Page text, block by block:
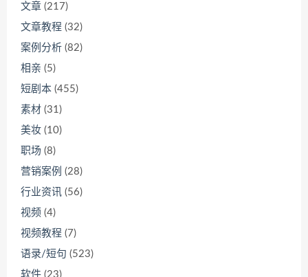
文章 (217)
文章教程 (32)
案例分析 (82)
相亲 (5)
短剧本 (455)
素材 (31)
美妆 (10)
职场 (8)
营销案例 (28)
行业资讯 (56)
视频 (4)
视频教程 (7)
语录/短句 (523)
软件 (23)